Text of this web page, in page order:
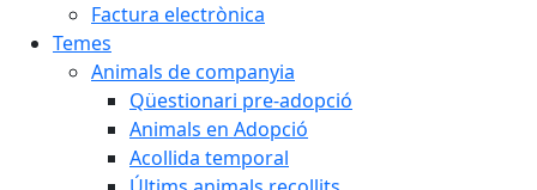
Factura electrònica
Temes
Animals de companyia
Qüestionari pre-adopció
Animals en Adopció
Acollida temporal